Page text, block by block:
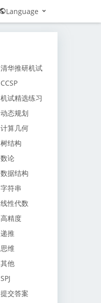
Language
清华推研机试
CCSP
机试精选练习
动态规划
计算几何
树结构
数论
数据结构
字符串
线性代数
高精度
递推
思维
其他
SPJ
提交答案